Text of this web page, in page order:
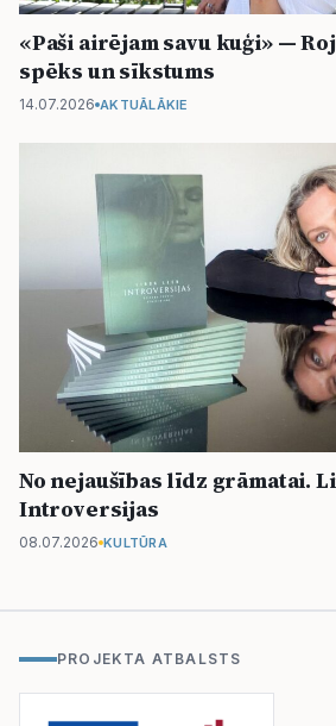
«Paši airējam savu kuģi» —
spēks un sīkstums
14.07.2026 AKTUĀLĀKIE
No nejaušības līdz grāmatai.
Introversijas
08.07.2026 KULTŪRA
PROJEKTA ATBALSTS